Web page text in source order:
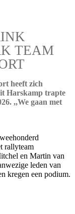
TEAM
heeft zich
Harskamp trapte
,,We gaan met
rallyteam
en Martin van
leden van
kregen een podium.